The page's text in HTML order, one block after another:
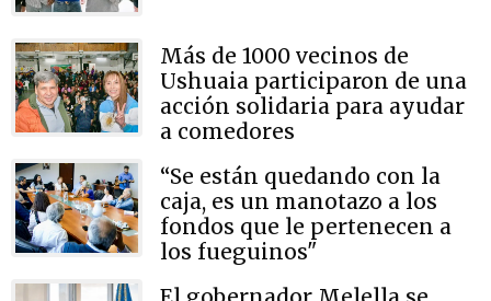
Más de 1000 vecinos de
Ushuaia participaron de una
acción solidaria para ayudar
a comedores
“Se están quedando con la
caja, es un manotazo a los
fondos que le pertenecen a
los fueguinos"